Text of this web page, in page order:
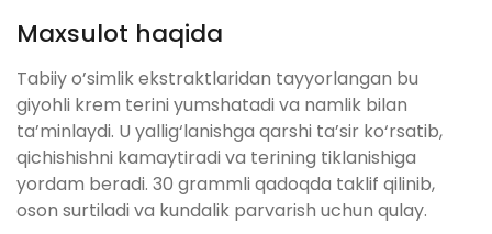
Maxsulot haqida
Tabiiy o’simlik ekstraktlaridan tayyorlangan bu
giyohli krem terini yumshatadi va namlik bilan
ta’minlaydi. U yallig‘lanishga qarshi ta’sir ko‘rsatib,
qichishishni kamaytiradi va terining tiklanishiga
yordam beradi. 30 grammli qadoqda taklif qilinib,
oson surtiladi va kundalik parvarish uchun qulay.